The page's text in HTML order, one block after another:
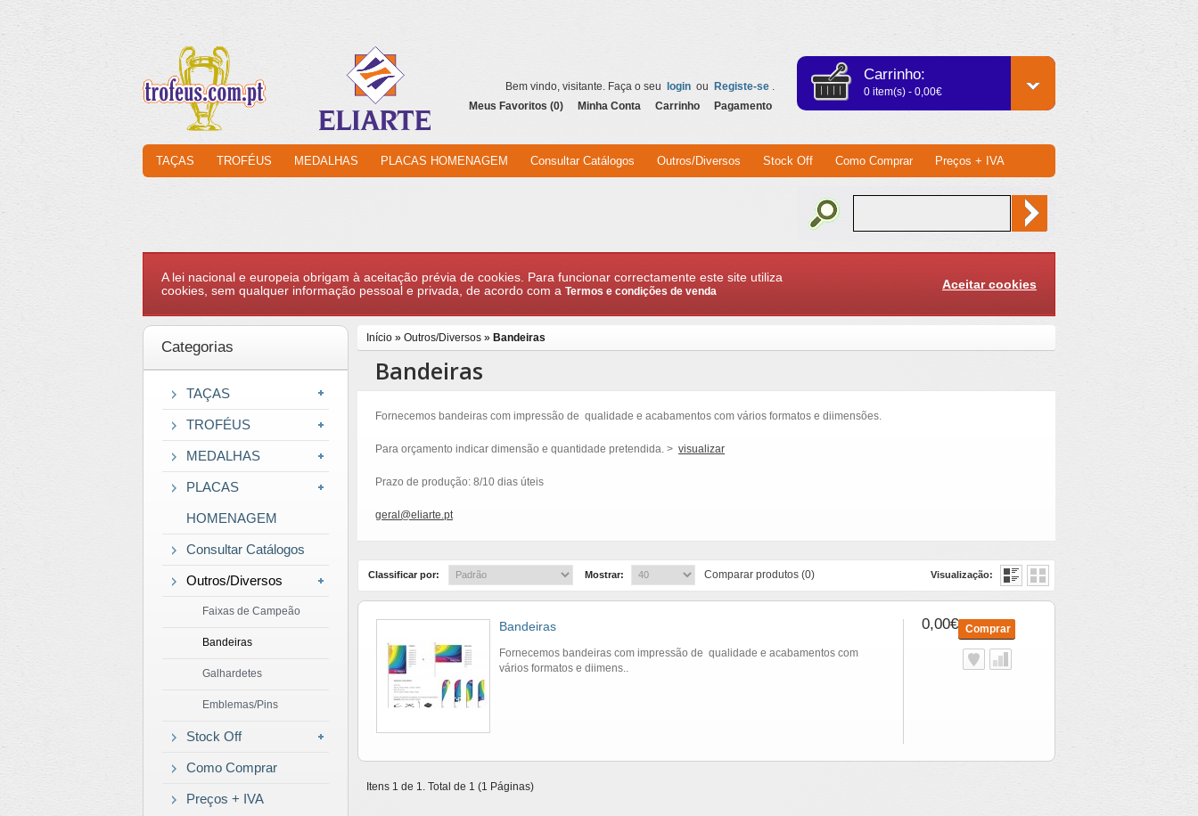
Meus Favoritos (0) Minha Conta Carrinho Pagamento
Bem vindo, visitante. Faça o seu login ou Registe-se .
Carrinho:
0 item(s) - 0,00€
TAÇAS TROFÉUS MEDALHAS PLACAS HOMENAGEM Consultar Catálogos Outros/Diversos Stock Off Como Comprar Preços + IVA
Aceitar cookies
A lei nacional e europeia obrigam à aceitação prévia de cookies. Para funcionar correctamente este site utiliza
cookies, sem qualquer informação pessoal e privada, de acordo com a Termos e condições de venda
Categorias
TAÇAS
TROFÉUS
MEDALHAS
PLACAS
HOMENAGEM
Consultar Catálogos
Outros/Diversos
Faixas de Campeão
Bandeiras
Galhardetes
Emblemas/Pins
Stock Off
Como Comprar
Preços + IVA
Início » Outros/Diversos » Bandeiras
Bandeiras
Fornecemos bandeiras com impressão de qualidade e acabamentos com vários formatos e diimensões.
Para orçamento indicar dimensão e quantidade pretendida. > visualizar
Prazo de produção: 8/10 dias úteis
geral@eliarte.pt
Classificar por: Mostrar: Comparar produtos (0) Visualização:
0,00€ Comprar
Bandeiras
Fornecemos bandeiras com impressão de qualidade e acabamentos com
vários formatos e diimens..
Itens 1 de 1. Total de 1 (1 Páginas)